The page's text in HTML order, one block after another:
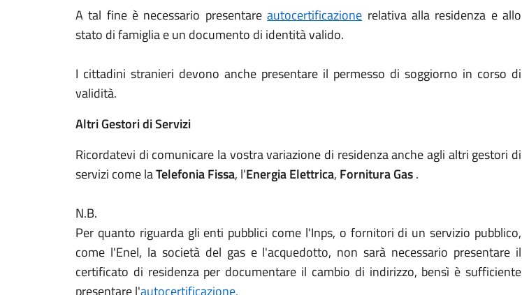
A tal fine è necessario presentareautocertificazione relativa alla residenza e allo
stato di famiglia e un documento di identità valido.
I cittadini stranieri devono anche presentare il permesso di soggiorno in corso di
validità.
Altri Gestori di Servizi
Ricordatevi di comunicare la vostra variazione di residenza anche agli altri gestori di
servizi come laTelefonia Fissa, l'Energia Elettrica, Fornitura Gas.
N.B.
Per quanto riguarda gli enti pubblici come l'Inps, o fornitori di un servizio pubblico,
come l'Enel, la società del gas e l'acquedotto, non sarà necessario presentare il
certificato di residenza per documentare il cambio di indirizzo, bensì è sufficiente
presentare l'autocertificazione.